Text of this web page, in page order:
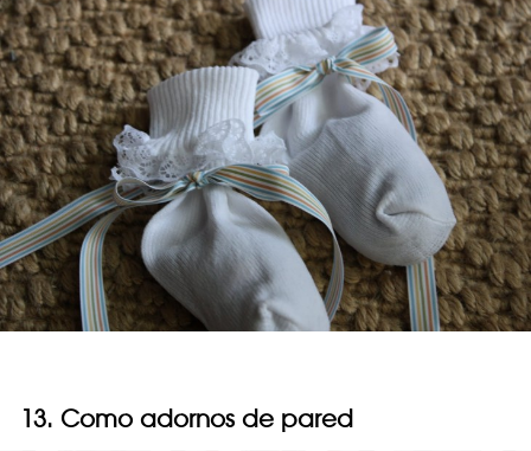
13. Como adornos de pared